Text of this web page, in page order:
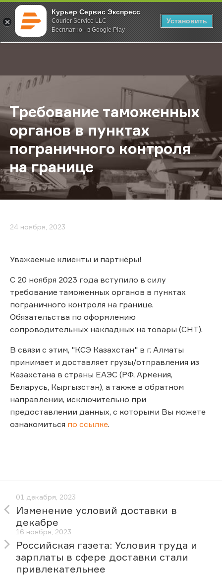
Курьер Сервис Экспресс
Courier Service LLC
Бесплатно - в Google Play
Установить
;
Главная О компании Новости Требование таможенных органов
Требование таможенных
органов в пунктах
пограничного контроля
на границе
24 ноября, 2023
Уважаемые клиенты и партнёры!
С 20 ноября 2023 года вступило в силу
требование таможенных органов в пунктах
пограничного контроля на границе.
Обязательства по оформлению
сопроводительных накладных на товары (СНТ).
В связи с этим, "КСЭ Казахстан" в г. Алматы
принимает и доставляет грузы/отправления из
Казахстана в страны ЕАЭС (РФ, Армения,
Беларусь, Кыргызстан), а также в обратном
направлении, исключительно при
предоставлении данных, с которыми Вы можете
ознакомиться по ссылке.
01 декабря, 2023
Изменение условий доставки в
декабре
16 ноября, 2023
Российская газета: Условия труда и
зарплаты в сфере доставки стали
привлекательнее